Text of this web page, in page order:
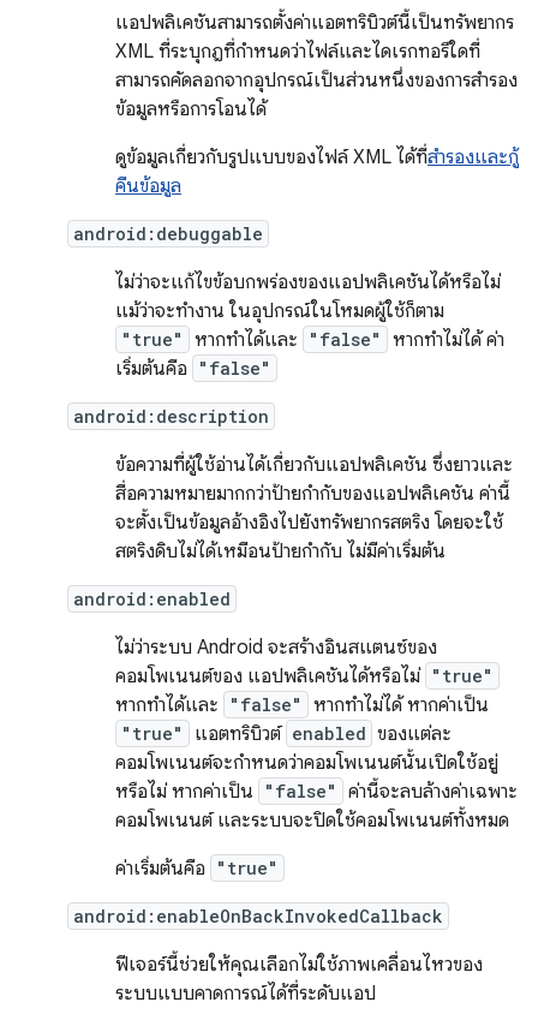
แอปพลิเคชันสามารถตั้งค่าแอตทริบิวต์นี้เป็นทรัพยากร
XML ที่ระบุกฎที่กำหนดว่าไฟล์และไดเรกทอรีใดที่
สามารถคัดลอกจากอุปกรณ์เป็นส่วนหนึ่งของการสำรอง
ข้อมูลหรือการโอนได้
ดูข้อมูลเกี่ยวกับรูปแบบของไฟล์ XML ได้ที่สำรองและกู้
คืนข้อมูล
android:debuggable
ไม่ว่าจะแก้ไขข้อบกพร่องของแอปพลิเคชันได้หรือไม่
แม้ว่าจะทำงาน ในอุปกรณ์ในโหมดผู้ใช้ก็ตาม
"true" หากทำได้และ "false"
หากทำไม่ได้ ค่า
เริ่มต้นคือ
"false"
android:description
ข้อความที่ผู้ใช้อ่านได้เกี่ยวกับแอปพลิเคชัน ซึ่งยาวและ
สื่อความหมายมากกว่าป้ายกำกับของแอปพลิเคชัน ค่านี้
จะตั้งเป็นข้อมูลอ้างอิงไปยังทรัพยากรสตริง โดยจะใช้
สตริงดิบไม่ได้เหมือนป้ายกำกับ ไม่มีค่าเริ่มต้น
android:enabled
ไม่ว่าระบบ Android จะสร้างอินสแตนซ์ของ
คอมโพเนนต์ของ แอปพลิเคชันได้หรือไม่ "true"
หากทำได้และ "false" หากทำไม่ได้ หากค่าเป็น
"true" แอตทริบิวต์ enabled ของแต่ละ
คอมโพเนนต์จะกำหนดว่าคอมโพเนนต์นั้นเปิดใช้อยู่
หรือไม่ หากค่าเป็น
"false"
ค่านี้จะลบล้างค่าเฉพาะ
คอมโพเนนต์ และระบบจะปิดใช้คอมโพเนนต์ทั้งหมด
ค่าเริ่มต้นคือ
"true"
android:enableOnBackInvokedCallback
ฟีเจอร์นี้ช่วยให้คุณเลือกไม่ใช้ภาพเคลื่อนไหวของ
ระบบแบบคาดการณ์ได้ที่ระดับแอป